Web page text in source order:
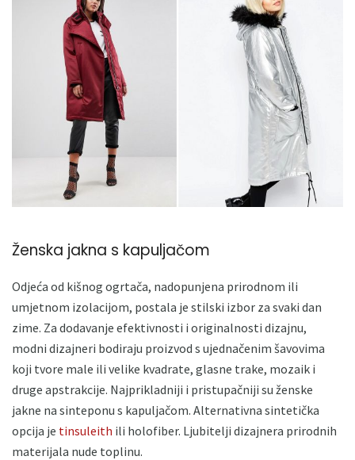
Ženska jakna s kapuljačom
Odjeća od kišnog ogrtača, nadopunjena prirodnom ili
umjetnom izolacijom, postala je stilski izbor za svaki dan
zime. Za dodavanje efektivnosti i originalnosti dizajnu,
modni dizajneri bodiraju proizvod s ujednačenim šavovima
koji tvore male ili velike kvadrate, glasne trake, mozaik i
druge apstrakcije. Najprikladniji i pristupačniji su ženske
jakne na sinteponu s kapuljačom. Alternativna sintetička
opcija je tinsuleith ili holofiber. Ljubitelji dizajnera prirodnih
materijala nude toplinu.